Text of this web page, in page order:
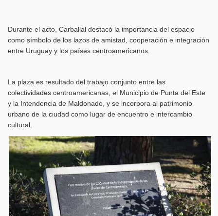
Durante el acto, Carballal destacó la importancia del espacio
como símbolo de los lazos de amistad, cooperación e integración
entre Uruguay y los países centroamericanos.
La plaza es resultado del trabajo conjunto entre las
colectividades centroamericanas, el Municipio de Punta del Este
y la Intendencia de Maldonado, y se incorpora al patrimonio
urbano de la ciudad como lugar de encuentro e intercambio
cultural.